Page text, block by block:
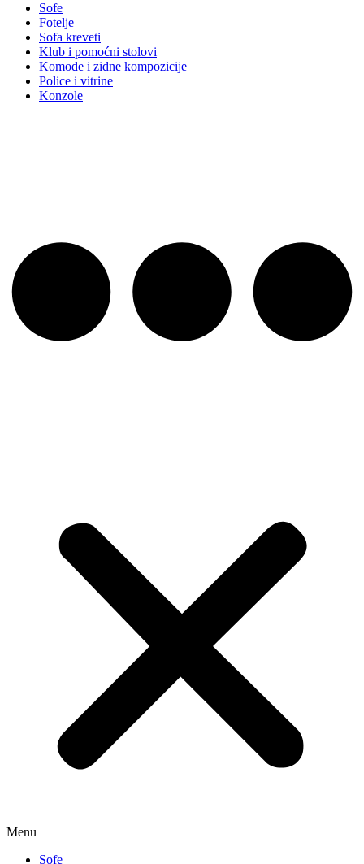
Sofe
Fotelje
Sofa kreveti
Klub i pomoćni stolovi
Komode i zidne kompozicije
Police i vitrine
Konzole
Menu
Sofe